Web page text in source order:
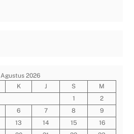
Agustus 2026
K J S
M
1
2
6 7 8
9
13 14 15
16